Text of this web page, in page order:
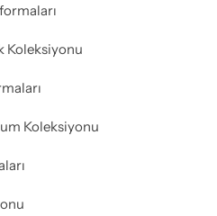
Koleksiyonu
Koleksiyonu